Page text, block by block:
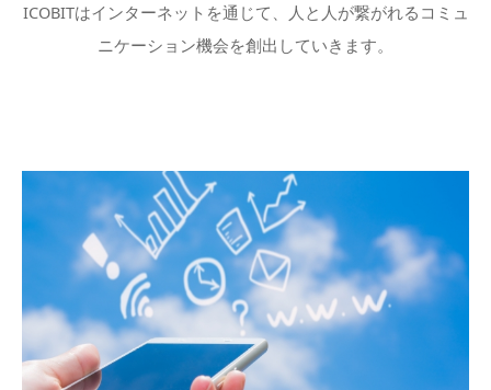
ICOBITはインターネットを通じて、人と人が繋がれるコミュ
ニケーション機会を創出していきます。